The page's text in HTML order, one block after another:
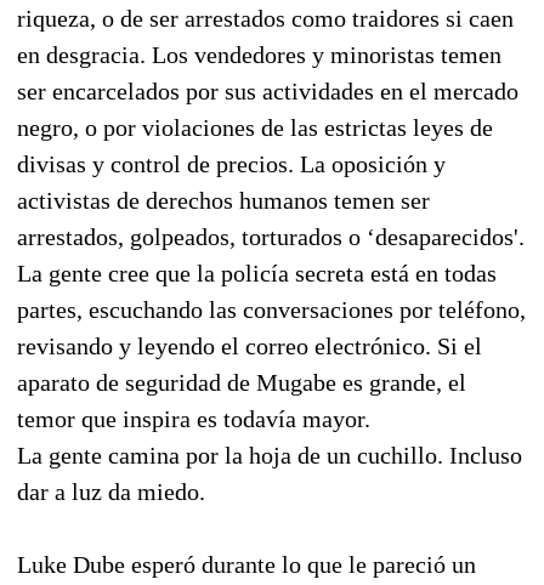
riqueza, o de ser arrestados como traidores si caen
en desgracia. Los vendedores y minoristas temen
ser encarcelados por sus actividades en el mercado
negro, o por violaciones de las estrictas leyes de
divisas y control de precios. La oposición y
activistas de derechos humanos temen ser
arrestados, golpeados, torturados o ‘desaparecidos'.
La gente cree que la policía secreta está en todas
partes, escuchando las conversaciones por teléfono,
revisando y leyendo el correo electrónico. Si el
aparato de seguridad de Mugabe es grande, el
temor que inspira es todavía mayor.
La gente camina por la hoja de un cuchillo. Incluso
dar a luz da miedo.
Luke Dube esperó durante lo que le pareció un